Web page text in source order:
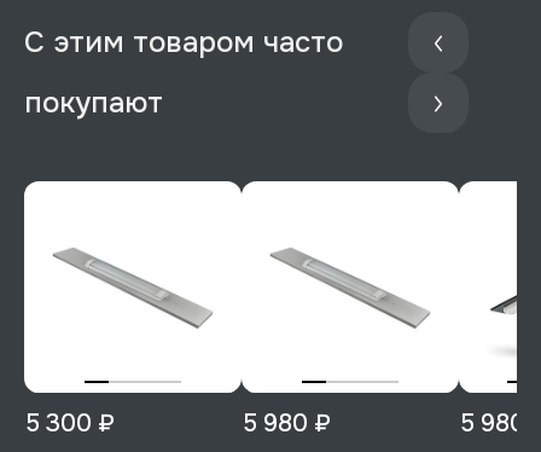
С этим товаром часто
покупают
5 300 ₽ 5 980 ₽ 5 980